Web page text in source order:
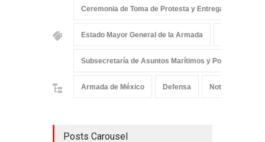
Ceremonia de Toma de Protesta y Entrega-
Estado Mayor General de la Armada
Subsecretaría de Asuntos Marítimos y Portuarios
Armada de México Defensa Noticias
Posts Carousel